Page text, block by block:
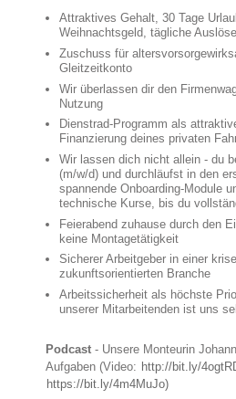
Attraktives Gehalt, 30 Tage
Weihnachtsgeld, tägliche Auslöse
Zuschuss für
Gleitzeitkonto
Wir überlassen dir den
Nutzung
Dienstrad-Programm als
Finanzierung deines privaten
Wir lassen dich nicht allein - du
(m/w/d) und durchläufst in den
spannende Onboarding-Module
technische Kurse, bis du
Feierabend zuhause durch den
keine Montagetätigkeit
Sicherer Arbeitgeber in einer
zukunftsorientierten Branche
Arbeitssicherheit als höchste
unserer Mitarbeitenden ist uns
Podcast - Unsere Monteurin
Aufgaben (Video: http://bit.ly/
https://bit.ly/4m4MuJo)